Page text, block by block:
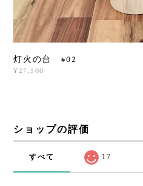
灯火の台 #02
¥27,500
ショップの評価
すべて 17